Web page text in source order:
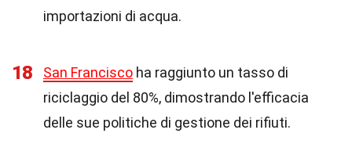
importazioni di acqua.
18 San Francisco ha raggiunto un tasso di
riciclaggio del 80%, dimostrando l'efficacia
delle sue politiche di gestione dei rifiuti.